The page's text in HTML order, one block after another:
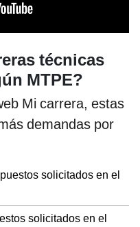
técnicas
MTPE?
Mi carrera, estas
demandas por
solicitados en el
solicitados en el